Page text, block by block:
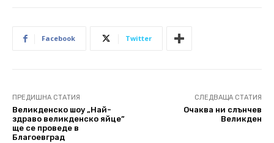
Facebook Twitter
ПРЕДИШНА СТАТИЯ
Великденско шоу „Най-
здраво великденско яйце”
ще се проведе в
Благоевград
СЛЕДВАЩА СТАТИЯ
Очаква ни слънчев
Великден